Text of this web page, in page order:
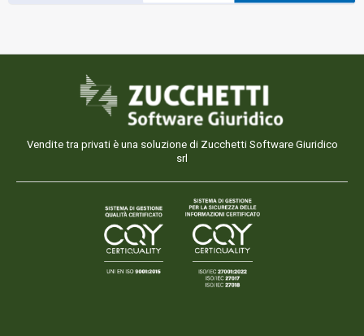
Vendite tra privati è una soluzione di Zucchetti Software Giuridico
srl